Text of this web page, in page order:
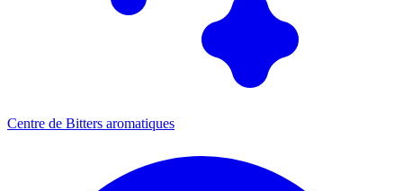
Centre de Bitters aromatiques